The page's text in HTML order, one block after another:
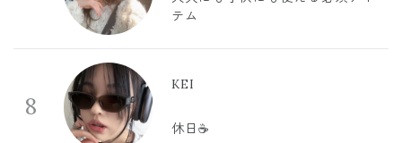
テム
8
KEI
休日☕️